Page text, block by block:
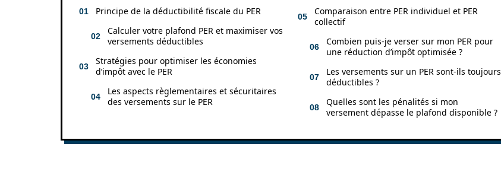
Principe de la déductibilité fiscale du PER
Calculer votre plafond PER et maximiser vos
versements déductibles
Stratégies pour optimiser les économies
d’impôt avec le PER
Les aspects règlementaires et sécuritaires
des versements sur le PER
Comparaison entre PER individuel et PER
collectif
Combien puis-je verser sur mon PER pour
une réduction d’impôt optimisée ?
Les versements sur un PER sont-ils toujours
déductibles ?
Quelles sont les pénalités si mon
versement dépasse le plafond disponible ?